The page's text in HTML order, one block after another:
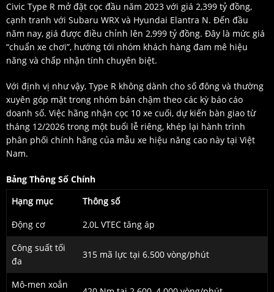
Civic Type R mở đặt cọc đầu năm 2023 với giá 2,399 tỷ đồng,
cạnh tranh với Subaru WRX và Hyundai Elantra N. Đến đầu
năm nay, giá được điều chỉnh lên 2,999 tỷ đồng. Đây là mức giá
“chuẩn xe chơi”, hướng tới nhóm khách hàng đam mê hiệu
năng và chấp nhận tính chuyên biệt.
Với định vị như vậy, Type R không dành cho số đông và thường
xuyên góp mặt trong nhóm bán chậm theo các kỳ báo cáo
doanh số. Việc hãng nhận cọc 10 xe cuối, dự kiến bàn giao từ
tháng 12/2026 trong một buổi lễ riêng, khép lại hành trình
phân phối chính hãng của mẫu xe hiệu năng cao này tại Việt
Nam.
Bảng Thông Số Chính
Hạng mục
Thông số
Động cơ
2,0L VTEC tăng áp
Công suất tối
đa
315 mã lực tại 6.500 vòng/phút
Mô-men xoắn